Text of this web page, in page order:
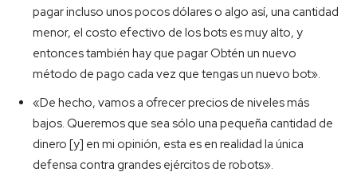
pagar incluso unos pocos dólares o algo así, una cantidad
menor, el costo efectivo de los bots es muy alto, y
entonces también hay que pagar Obtén un nuevo
método de pago cada vez que tengas un nuevo bot».
«De hecho, vamos a ofrecer precios de niveles más
bajos. Queremos que sea sólo una pequeña cantidad de
dinero [y] en mi opinión, esta es en realidad la única
defensa contra grandes ejércitos de robots».